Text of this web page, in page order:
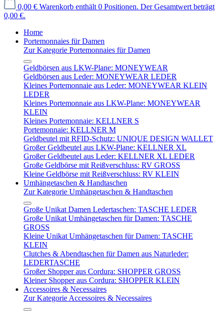
0,00 € Warenkorb enthält 0 Positionen. Der Gesamtwert beträgt
0,00 €.
Home
Portemonnaies für Damen
Zur Kategorie Portemonnaies für Damen
Geldbörsen aus LKW-Plane: MONEYWEAR
Geldbörsen aus Leder: MONEYWEAR LEDER
Kleines Portemonnaie aus Leder: MONEYWEAR KLEIN
LEDER
Kleines Portemonnaie aus LKW-Plane: MONEYWEAR
KLEIN
Kleines Portemonnaie: KELLNER S
Portemonnaie: KELLNER M
Geldbeutel mit RFID-Schutz: UNIQUE DESIGN WALLET
Großer Geldbeutel aus LKW-Plane: KELLNER XL
Großer Geldbeutel aus Leder: KELLNER XL LEDER
Große Geldbörse mit Reißverschluss: RV GROSS
Kleine Geldbörse mit Reißverschluss: RV KLEIN
Umhängetaschen & Handtaschen
Zur Kategorie Umhängetaschen & Handtaschen
Große Unikat Damen Ledertaschen: TASCHE LEDER
Große Unikat Umhängetaschen für Damen: TASCHE
GROSS
Kleine Unikat Umhängetaschen für Damen: TASCHE
KLEIN
Clutches & Abendtaschen für Damen aus Naturleder:
LEDERTASCHE
Großer Shopper aus Cordura: SHOPPER GROSS
Kleiner Shopper aus Cordura: SHOPPER KLEIN
Accessoires & Necessaires
Zur Kategorie Accessoires & Necessaires